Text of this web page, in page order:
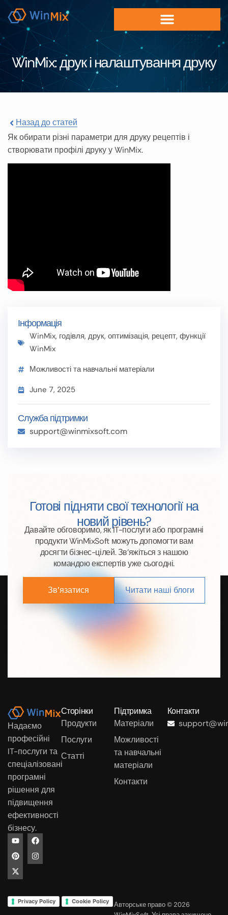
WinMix: друк і налаштування друку
Назад до статей
Як обирати різні параметри для друку рецептів і
створювати профілі друку у WinMix.
Інформація
WinMix, годівля, друк, оптимізація, рецепт, функції
WinMix
Можливості та навчальні матеріали
June 7, 2025
Служба підтримки
support@winmixsoft.com
Готові підняти свої технології на
новий рівень?
Давайте обговоримо, як IT-послуги або програмні
продукти WinMixSoft можуть допомогти вам
досягти бізнес-цілей. Зв’яжіться з нашою
командою експертів уже сьогодні.
Зв’язатися Читати наші блоги
Надаємо
професійні
IT-послуги та
спеціалізовані
програмні
рішення для
підвищення
ефективності
бізнесу.
Сторінки
Продукти
Послуги
Статті
Підтримка
Матеріали
Можливості
та навчальні
матеріали
Контакти
Контакти
Privacy Policy Cookie Policy
Авторське право © 2026